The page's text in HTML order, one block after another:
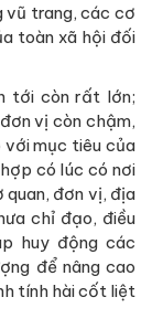
vũ trang, các cơ
toàn xã hội đối
tới còn rất lớn;
vị còn chậm,
mục tiêu của
có lúc có nơi
đơn vị, địa
chỉ đạo, điều
huy động các
để nâng cao
tính hài cốt liệt